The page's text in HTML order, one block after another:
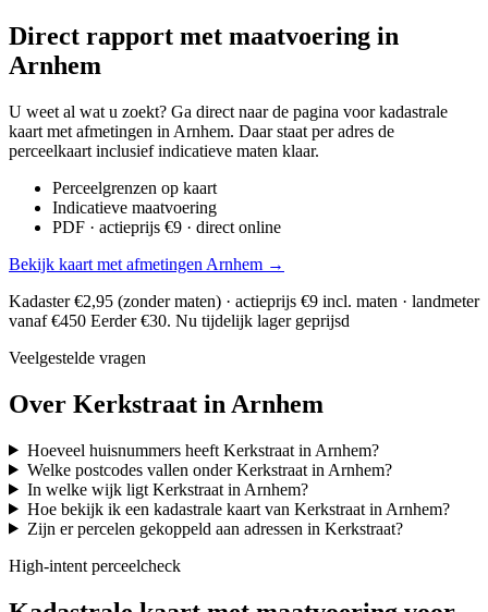
Direct rapport met maatvoering in
Arnhem
U weet al wat u zoekt? Ga direct naar de pagina voor kadastrale
kaart met afmetingen in Arnhem. Daar staat per adres de
perceelkaart inclusief indicatieve maten klaar.
Perceelgrenzen op kaart
Indicatieve maatvoering
PDF · actieprijs €9 · direct online
Bekijk kaart met afmetingen Arnhem →
Kadaster €2,95 (zonder maten) · actieprijs €9 incl. maten · landmeter
vanaf €450 Eerder €30. Nu tijdelijk lager geprijsd
Veelgestelde vragen
Over Kerkstraat in Arnhem
Hoeveel huisnummers heeft Kerkstraat in Arnhem?
Welke postcodes vallen onder Kerkstraat in Arnhem?
In welke wijk ligt Kerkstraat in Arnhem?
Hoe bekijk ik een kadastrale kaart van Kerkstraat in Arnhem?
Zijn er percelen gekoppeld aan adressen in Kerkstraat?
High-intent perceelcheck